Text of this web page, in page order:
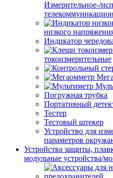
Измерительное-/
низкого
Индикатор
токоизмерительные
Погружная трубка
Портативный
Тестер
Тестовый штекер
Устройство для
параметров
Устройства защиты,
модульные устройства/